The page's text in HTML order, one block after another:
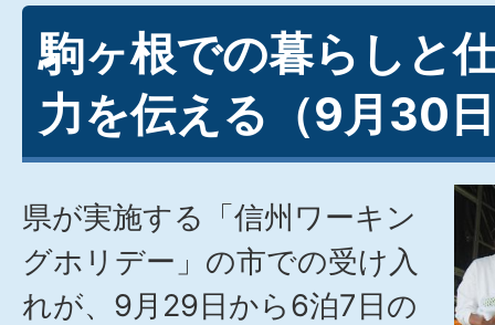
駒ヶ根での暮らしと
力を伝える（9月30
県が実施する「信州ワーキン
グホリデー」の市での受け入
れが、9月29日から6泊7日の